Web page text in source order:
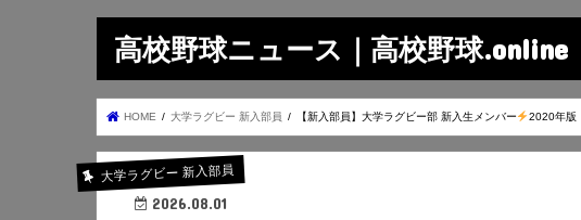
高校野球ニュース｜高校野球.online
HOME 大学ラグビー 新入部員 【新入部員】大学ラグビー部 新入生メンバー 2020年版
大学ラグビー 新入部員
2026.08.01